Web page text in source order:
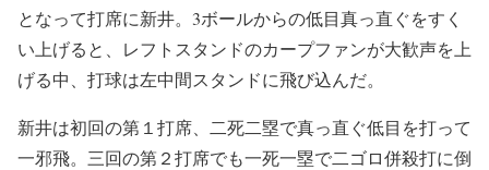
となって打席に新井。3ボールからの低目真っ直ぐをすく
い上げると、レフトスタンドのカープファンが大歓声を上
げる中、打球は左中間スタンドに飛び込んだ。
新井は初回の第１打席、二死二塁で真っ直ぐ低目を打って
一邪飛。三回の第２打席でも一死一塁で二ゴロ併殺打に倒